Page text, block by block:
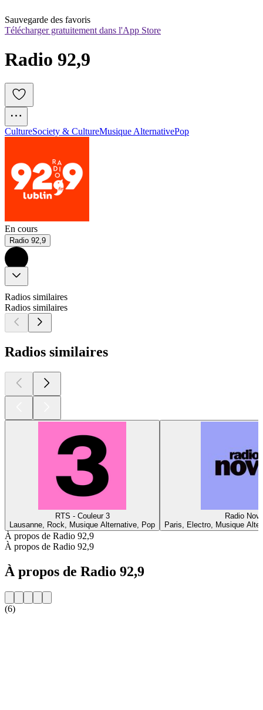
Sauvegarde des favoris
Télécharger gratuitement dans l'App Store
Radio 92,9
CultureSociety & CultureMusique AlternativePop
En cours
Radio 92,9
Radios similaires
Radios similaires
Radios similaires
RTS - Couleur 3
Lausanne, Rock, Musique Alternative, Pop
Radio
Paris, Electro, Musique
À propos de Radio 92,9
À propos de Radio 92,9
À propos de Radio 92,9
(6)